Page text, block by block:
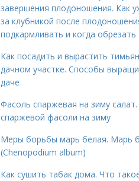
завершения плодоношения. Как
за клубникой после
подкармливать и когда обрезать
Как посадить и вырастить
дачном участке. Способы
даче
Фасоль спаржевая на зиму салат.
спаржевой фасоли на зиму
Меры борьбы марь белая. Марь
(Chenopodium album)
Как сушить табак дома. Что